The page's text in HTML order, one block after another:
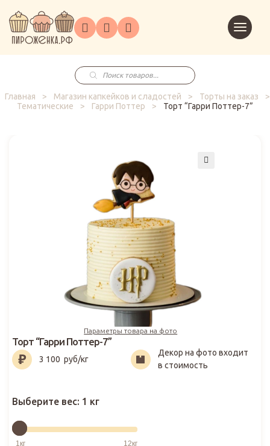
ГлавнаяКаталог
на
заказ
Праздники
Корпоративным
клиентам
в
корзину
Поиск
товаров
Главная
> Магазин капкейков и сладостей > Торты на заказ
>
Тематические
> Гарри Поттер > Торт “Гарри Поттер-7”
Параметры товара на фото
3 100₽
Торт “Гарри Поттер-7”
3 100 руб/кг
Декор на фото входит
в стоимость
Выберите вес: 1 кг